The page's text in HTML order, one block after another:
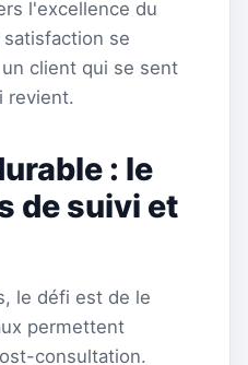
l'excellence du
se
client qui se sent
revient.
: le
de suivi et
le défi est de le
permettent
consultation.